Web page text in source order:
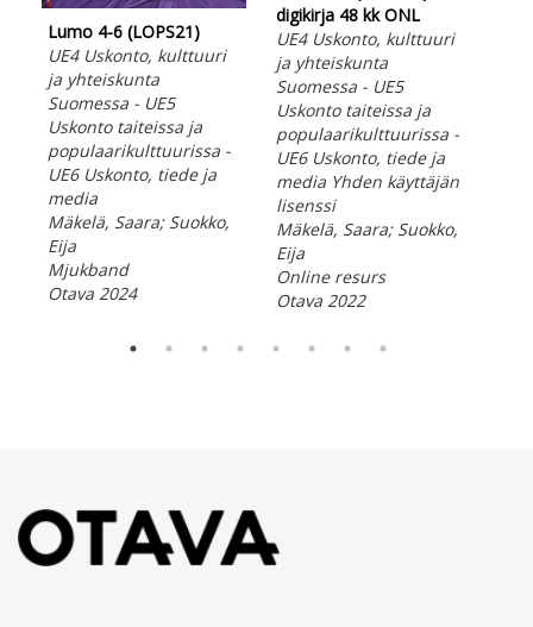
Lumo 4-6 (LOPS21)
UE4 Uskonto, kulttuuri
ja yhteiskunta
Suomessa - UE5
Uskonto taiteissa ja
populaarikulttuurissa -
UE6 Uskonto, tiede ja
media
Mäkelä, Saara; Suokko,
Eija
Mjukband
Otava 2024
digikirja 48 kk ONL
UE4 Uskonto, kulttuuri
ja yhteiskunta
Suomessa - UE5
Uskonto taiteissa ja
populaarikulttuurissa -
UE6 Uskonto, tiede ja
media Yhden käyttäjän
lisenssi
Mäkelä, Saara; Suokko,
Eija
Online resurs
Otava 2022